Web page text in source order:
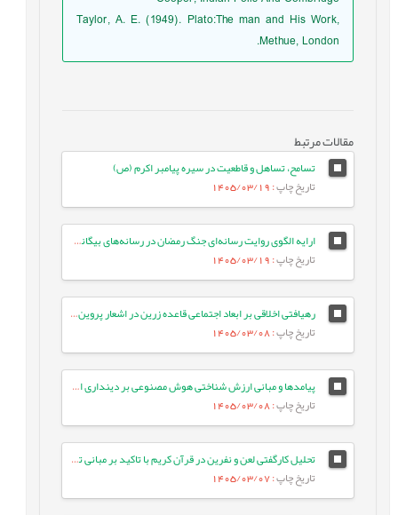
Taylor, A. E. (1949). Plato:The man and His Work,
Methue, London.
مقالات مرتبط
تسامح، تساهل و قاطعیت در سیره پیامبر اکرم (ص)
تاریخ چاپ: 1405/03/19
ارایه الگوی روایت رسانه‌ای جنگ رمضان در رسانه‌های بیگانه: مطالعه موردی ایران اینترنشنال
تاریخ چاپ: 1405/03/19
رهیافتی اخلاقی بر ابعاد اجتماعی قاعده زرین در اشعار پروین اعتصامی
تاریخ چاپ: 1405/03/08
پیامدها و مبانی ارزش شناختی هوش مصنوعی بر دینداری انسان معاصر
تاریخ چاپ: 1405/03/08
تحلیل کارگفتی لعن و نفرین در قرآن کریم با تاکید بر مبانی تربیتی آن
تاریخ چاپ: 1405/03/07